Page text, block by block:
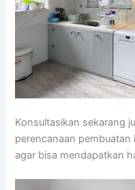
Konsultasikan sekarang
perencanaan
agar bisa mendapatkan